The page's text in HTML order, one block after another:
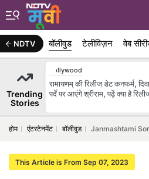
NDTV बॉलीवुड टेलीविज़न वेब
Trending
Stories
Bollywood
रामायणम् की रिलीज डेट कनफर्म,
पर्दे पर आएंगे श्रीराम, पढ़ें क्या है
होम एंटरटेनमेंट बॉलीवुड Janmashtami
This Article is From Sep 07, 2023